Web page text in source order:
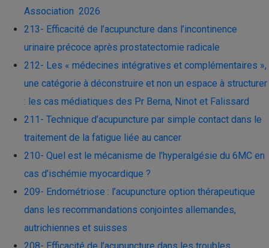
Association 2026
213- Efficacité de l’acupuncture dans l’incontinence
urinaire précoce après prostatectomie radicale
212- Les « médecines intégratives et complémentaires »,
une catégorie à déconstruire et non un espace à structurer
: les cas médiatiques des Pr Berna, Ninot et Falissard
211- Technique d’acupuncture par simple contact dans le
traitement de la fatigue liée au cancer
210- Quel est le mécanisme de l’hyperalgésie du 6MC en
cas d’ischémie myocardique ?
209- Endométriose : l’acupuncture option thérapeutique
dans les recommandations conjointes allemandes,
autrichiennes et suisses